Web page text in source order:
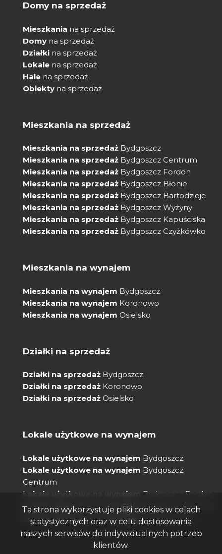
Domy na sprzedaż
Mieszkania na sprzedaż
Domy na sprzedaż
Działki na sprzedaż
Lokale na sprzedaż
Hale na sprzedaż
Obiekty na sprzedaż
Mieszkania na sprzedaż
Mieszkania na sprzedaż Bydgoszcz
Mieszkania na sprzedaż Bydgoszcz Centrum
Mieszkania na sprzedaż Bydgoszcz Fordon
Mieszkania na sprzedaż Bydgoszcz Błonie
Mieszkania na sprzedaż Bydgoszcz Bartodzieje
Mieszkania na sprzedaż Bydgoszcz Wyżyny
Mieszkania na sprzedaż Bydgoszcz Kapuściska
Mieszkania na sprzedaż Bydgoszcz Czyżkówko
Mieszkania na wynajem
Mieszkania na wynajem Bydgoszcz
Mieszkania na wynajem Koronowo
Mieszkania na wynajem Osielsko
Działki na sprzedaż
Działki na sprzedaż Bydgoszcz
Działki na sprzedaż Koronowo
Działki na sprzedaż Osielsko
Lokale użytkowe na wynajem
Lokale użytkowe na wynajem Bydgoszcz
Lokale użytkowe na wynajem Bydgoszcz
Centrum
Lokale użytkowe na wynajem Bydgoszcz Fordon
Lokale użytkowe na wynajem
Bydgoszcz Bielawy
Lokale użytkowe na wynajem Osiedle Leśne
Ta strona wykorzystuje pliki cookies w celach
statystycznych oraz w celu dostosowania
naszych serwisów do indywidualnych potrzeb
klientów.